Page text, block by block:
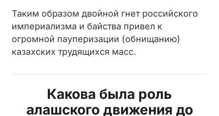
Таким образом двойной гнет российского
империализма и байства привел к
огромной пауперизации (обнищанию)
казахских трудящихся масс.
Какова была роль
алашского движения до